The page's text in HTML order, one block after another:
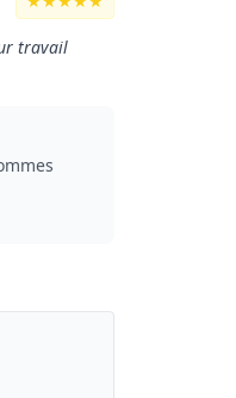
travail